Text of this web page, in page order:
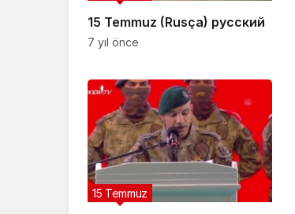
15 Temmuz (Rusça) русский
7 yıl önce
15 Temmuz